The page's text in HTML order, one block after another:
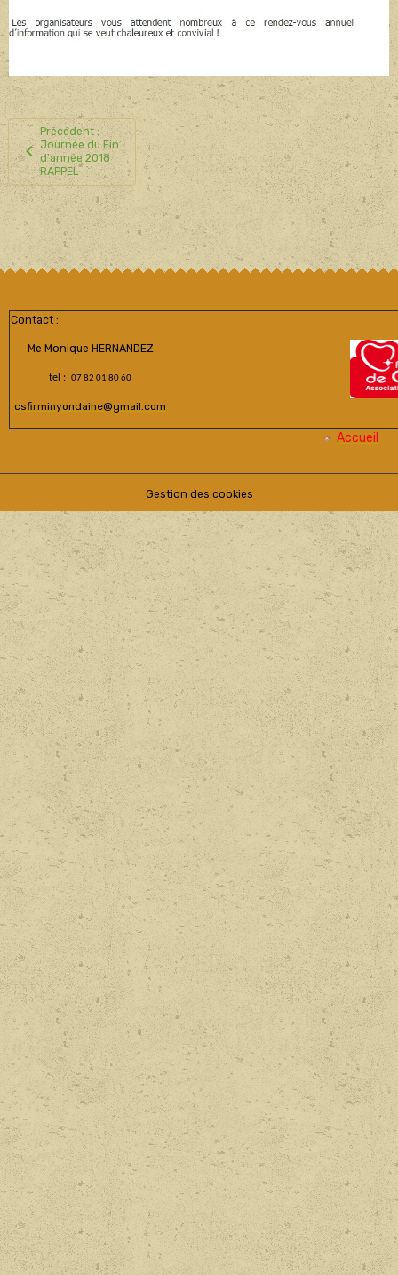
Précédent :
Journée du Fin
d'année 2018
RAPPEL
Contact :
Me Monique HERNANDEZ
tel : 07 82 01 80 60
csfirminyondaine@gmail.com
Accueil
Gestion des cookies